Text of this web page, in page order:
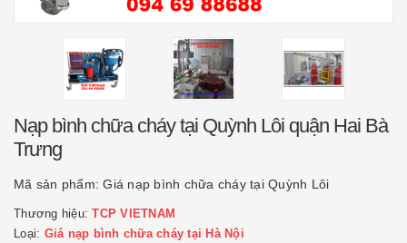
Nạp bình chữa cháy tại Quỳnh Lôi quận Hai Bà
Trưng
Mã sản phẩm:Giá nạp bình chữa cháy tại Quỳnh Lôi
Thương hiệu:TCP VIETNAM
Loại: Giá nạp bình chữa cháy tại Hà Nội